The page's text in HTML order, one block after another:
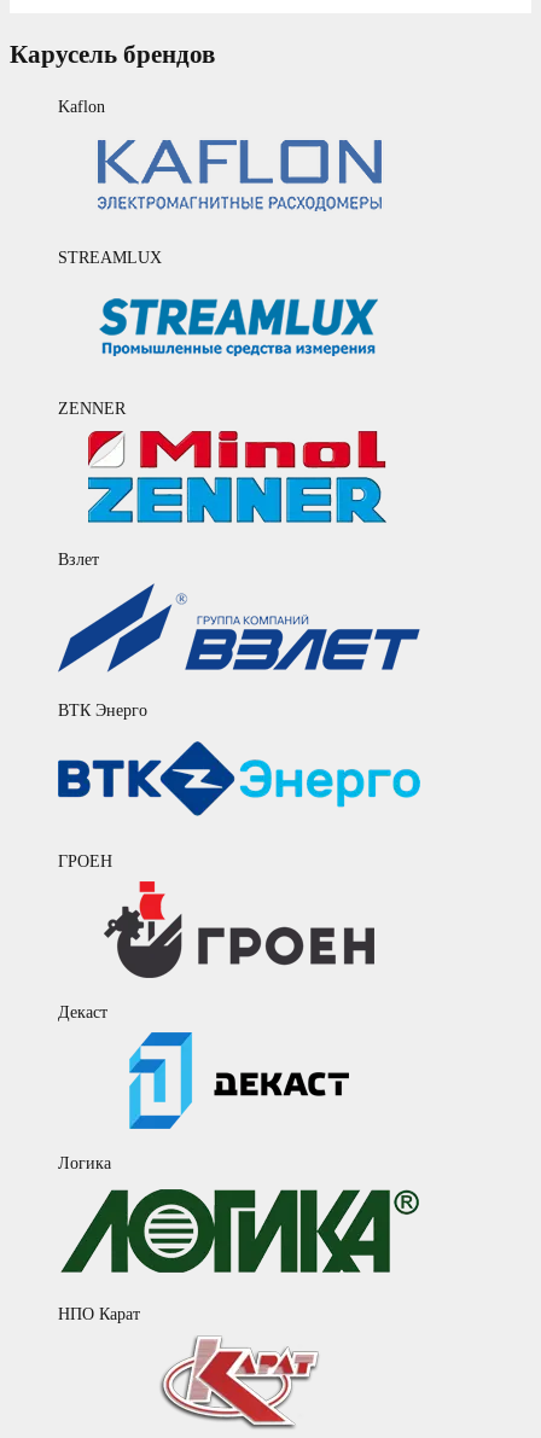
Карусель брендов
Kaflon
STREAMLUX
ZENNER
Взлет
ВТК Энерго
ГРОЕН
Декаст
Логика
НПО Карат